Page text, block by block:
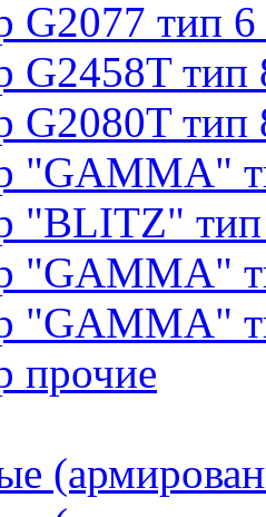
G2077 тип 6
G2458T тип
G2080T тип
"GAMMA"
"BLITZ"
"GAMMA"
"GAMMA"
прочие